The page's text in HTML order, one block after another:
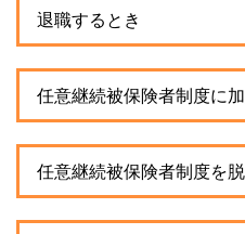
退職するとき
任意継続被保険者制度に
任意継続被保険者制度を